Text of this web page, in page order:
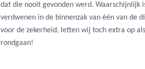
dat die nooit gevonden werd. Waarschijnlijk
verdwenen in de binnenzak van één van de
voor de zekerheid, letten wij toch extra op
rondgaan!